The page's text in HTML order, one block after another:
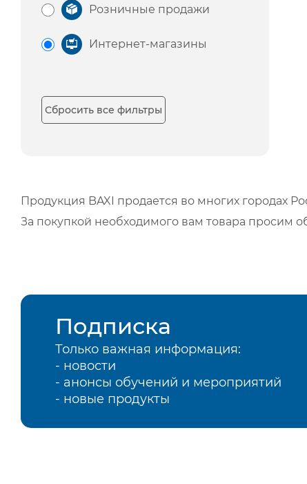
Розничные продажи
Интернет-магазины
Сбросить все фильтры
Продукция BAXI продается во многих городах
За покупкой необходимого вам товара
Подписка
Только важная информация:
- новости
- анонсы обучений и мероприятий
- новые продукты